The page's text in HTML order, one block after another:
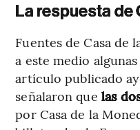
La respuesta de
Fuentes de Casa
a este medio
artículo publicado
señalaron que las
por Casa de la